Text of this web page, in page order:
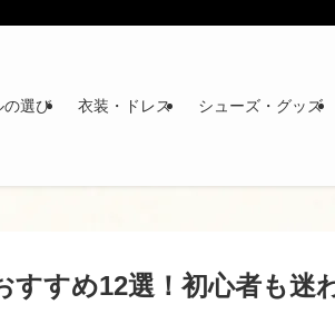
の選び 衣装・ドレス シューズ・グッズ
すすめ12選！初心者も迷